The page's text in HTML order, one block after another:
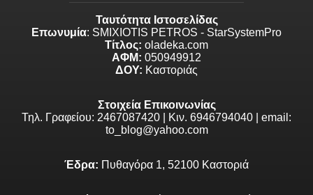
Ταυτότητα Ιστοσελίδας
Επωνυμία: SMIXIOTIS PETROS - StarSystemPro
Τίτλος: oladeka.com
ΑΦΜ: 050949912
ΔΟΥ: Καστοριάς
Στοιχεία Επικοινωνίας
Τηλ. Γραφείου: 2467087420 | Κιν. 6946794040 | email:
to_blog@yahoo.com
Έδρα: Πυθαγόρα 1, 52100 Καστοριά